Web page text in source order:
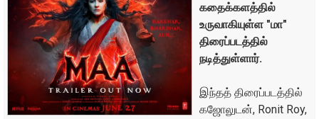
கதைக்களத்தில்
உருவாகியுள்ள "மா"
திரைப்படத்தில்
நடித்துள்ளார்.
இந்தத் திரைப்படத்தில்
கஜோலுடன், Ronit Roy,